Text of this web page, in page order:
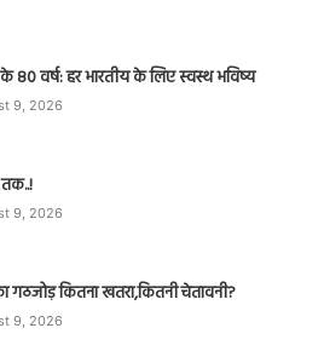
80 वर्ष: हर भारतीय के लिए स्वस्थ भविष्य
9, 2026
9, 2026
गठजोड़ कितना खतरा,कितनी चेतावनी?
9, 2026